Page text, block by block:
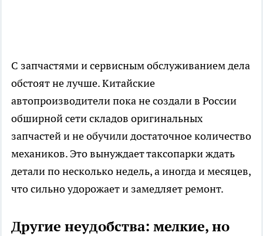
С запчастями и сервисным обслуживанием дела
обстоят не лучше. Китайские
автопроизводители пока не создали в России
обширной сети складов оригинальных
запчастей и не обучили достаточное количество
механиков. Это вынуждает таксопарки ждать
детали по несколько недель, а иногда и месяцев,
что сильно удорожает и замедляет ремонт.
Другие неудобства: мелкие, но